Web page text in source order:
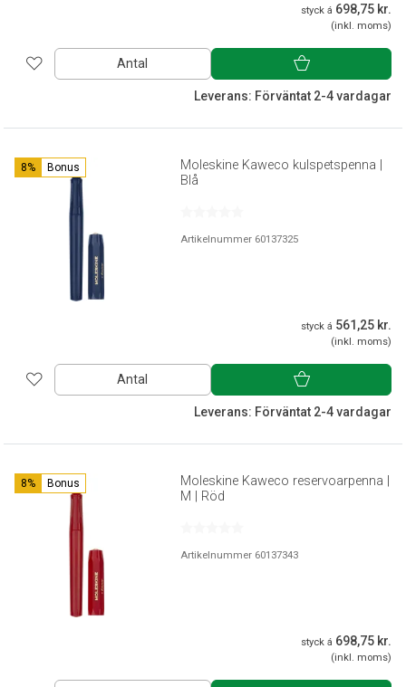
styck á 698,75 kr.
(inkl. moms)
Antal
Leverans: Förväntat 2-4 vardagar
8% Bonus
Moleskine Kaweco kulspetspenna |
Blå
Artikelnummer 60137325
styck á 561,25 kr.
(inkl. moms)
Antal
Leverans: Förväntat 2-4 vardagar
8% Bonus
Moleskine Kaweco reservoarpenna |
M | Röd
Artikelnummer 60137343
styck á 698,75 kr.
(inkl. moms)